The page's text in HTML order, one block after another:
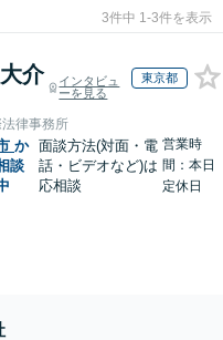
3件中 1-3件を表示
介
インタビュ
ーを見る
東京都
律事務所
か
談
面談方法(対面・電
話・ビデオなど)は
応相談
営業時
間：本日
定休日